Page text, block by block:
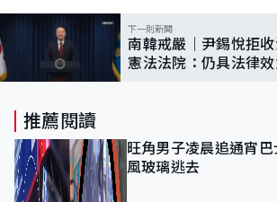
下一則新聞
南韓戒嚴｜尹錫悅拒
憲法法院：仍具法律
推薦閱讀
旺角男子凌晨追通宵
風玻璃逃去